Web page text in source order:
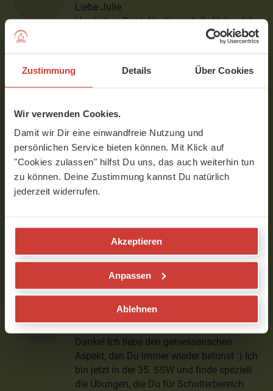
Zustimmung Details Über Cookies
Wir verwenden Cookies.
Damit wir Dir eine einwandfreie Nutzung und
persönlichen Service bieten können. Mit Klick auf
"Cookies zulassen" hilfst Du uns, das auch weiterhin tun
zu können. Deine Zustimmung kannst Du natürlich
jederzeit widerrufen.
Akzeptieren
Anpassen
Ablehnen
Liebe Julie
Herzlichen Dank für dieses tolle Video. Ich
versuche so oft wie möglich während
Matte zu kommen und geniesse deine Art
Julia
Danke Dir, hab gestern Abend es gleich
nochmal betont, wie genießerisch unsere
Praxis sein darf! Wunderbaren Start in die
und Danke für das Feedback! Julie
Verfasst am 07.05.2018 um 07:34
Danke! Ich liebe den geniesserischen
Aspekt, den Du immer wieder betonst :) Ich
bin jetzt in der 35. SSW und finde speziell
die Übungen, die Du für Schulterbereich